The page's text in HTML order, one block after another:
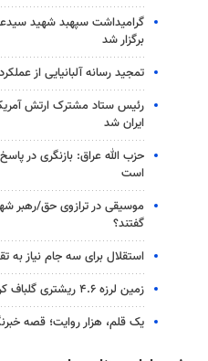
گرامیداشت سپهبد شهید
برگزار شد
تمجید رسانه آلبانیایی از
رئیس ستاد مشترک ارتش
ایران شد
حزب الله عراق: بازنگری در
است
موسیقی در ترازوی حق/رهبر
گفتند؟
استقلال برای سه جام نیاز
زمین لرزه ۴.۶ ریشتری گلباف کرمان را لرزاند
یک قلم، هزار روایت؛ قصه